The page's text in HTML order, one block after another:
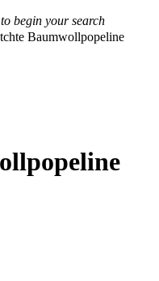
begin your search
Baumwollpopeline